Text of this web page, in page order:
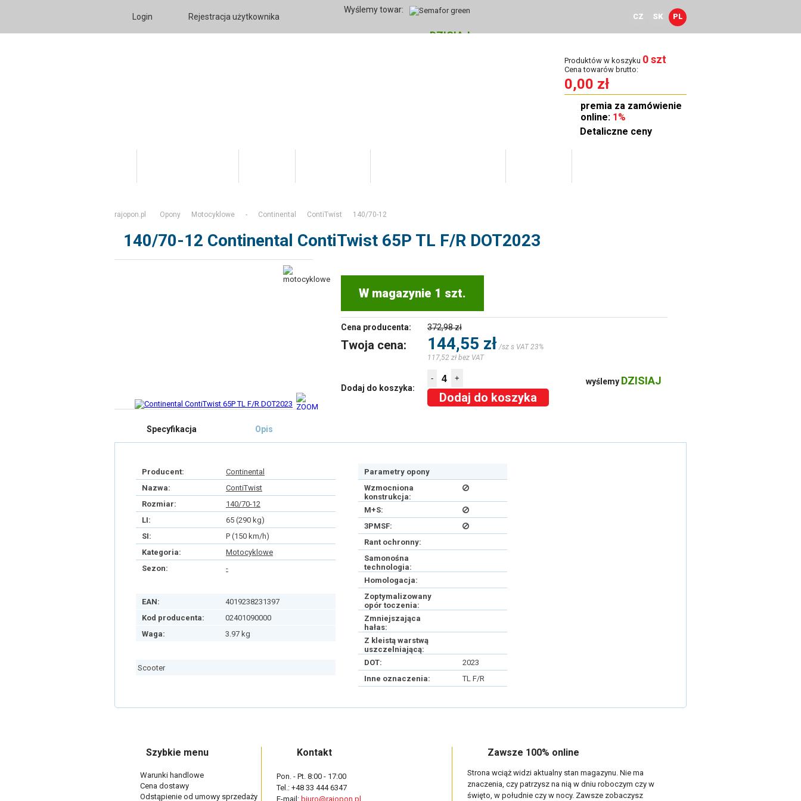
Login Rejestracja użytkownika
Wyślemy towar:
DZISIAJ
CZ SK PL
Produktów w koszyku 0 szt
Cena towarów brutto:
0,00 zł
premia za zamówienie
online: 1%
Detaliczne ceny
rajopon.pl Opony Motocyklowe - Continental ContiTwist 140/70-12
140/70-12 Continental ContiTwist 65P TL F/R DOT2023
W magazynie 1 szt.
Cena producenta: 372,98 zł
Twoja cena: 144,55 zł /sz s VAT 23%
117,52 zł bez VAT
Dodaj do koszyka:
wyślemy DZISIAJ
- +
Dodaj do koszyka
Specyfikacja Opis
Producent:
Continental
Nazwa:
ContiTwist
Rozmiar:
140/70-12
LI:
65 (290 kg)
SI:
P (150 km/h)
Kategoria:
Motocyklowe
Sezon:
-
EAN:
4019238231397
Kod producenta:
02401090000
Waga:
3.97 kg
Scooter
Parametry opony
Wzmocniona
konstrukcja:
M+S:
3PMSF:
Rant ochronny:
Samonośna
technologia:
Homologacja:
Zoptymalizowany
opór toczenia:
Zmniejszająca
hałas:
Z kleistą warstwą
uszczelniającą:
DOT:
2023
Inne oznaczenia:
TL F/R
Szybkie menu
Warunki handlowe
Cena dostawy
Odstąpienie od umowy sprzedaży
Kontakt
Pon. - Pt. 8:00 - 17:00
Tel.: +48 33 444 6347
E-mail: biuro@rajopon.pl
Zawsze 100% online
Strona wciąż widzi aktualny stan magazynu. Nie ma
znaczenia, czy patrzysz na nią w dniu roboczym czy w
święto, w południe czy w nocy. Zawsze zobaczysz